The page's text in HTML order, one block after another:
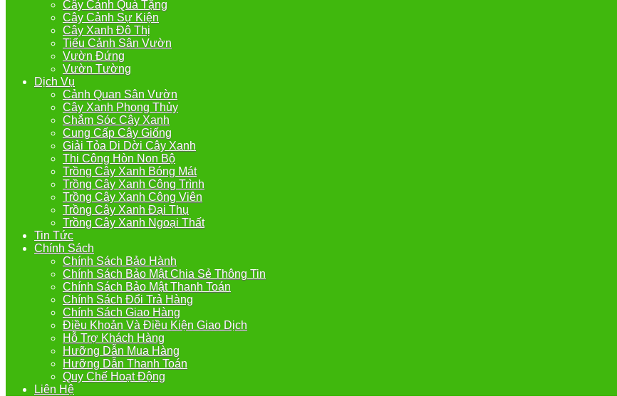
Cây Cảnh Quà Tặng
Cây Cảnh Sự Kiện
Cây Xanh Đô Thị
Tiểu Cảnh Sân Vườn
Vườn Đứng
Vườn Tường
Dịch Vụ
Cảnh Quan Sân Vườn
Cây Xanh Phong Thủy
Chắm Sóc Cây Xanh
Cung Cấp Cây Giống
Giải Tỏa Di Dời Cây Xanh
Thi Công Hòn Non Bộ
Trồng Cây Xanh Bóng Mát
Trồng Cây Xanh Công Trình
Trồng Cây Xanh Công Viên
Trồng Cây Xanh Đại Thụ
Trồng Cây Xanh Ngoại Thất
Tin Tức
Chính Sách
Chính Sách Bảo Hành
Chính Sách Bảo Mật Chia Sẻ Thông Tin
Chính Sách Bảo Mật Thanh Toán
Chính Sách Đổi Trả Hàng
Chính Sách Giao Hàng
Điều Khoản Và Điều Kiện Giao Dịch
Hỗ Trợ Khách Hàng
Hưỡng Dẫn Mua Hàng
Hưỡng Dẫn Thanh Toán
Quy Chế Hoạt Động
Liên Hệ